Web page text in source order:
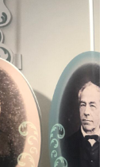
a
v
i
g